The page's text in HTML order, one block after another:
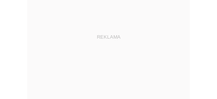
REKLAMA